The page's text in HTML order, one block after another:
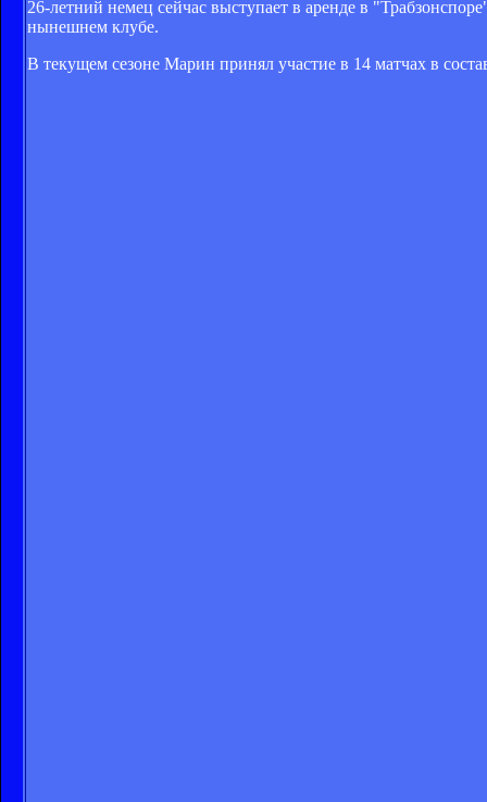
26-летний немец сейчас выступает в аренде в
нынешнем клубе.
В текущем сезоне Марин принял участие в 14 матчах в